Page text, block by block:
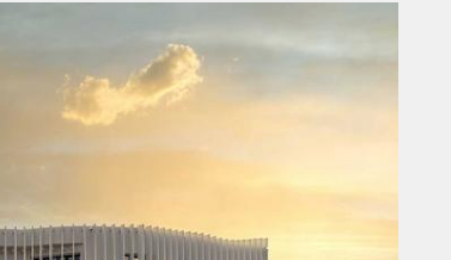
MERCREDI 15 MAI 2024